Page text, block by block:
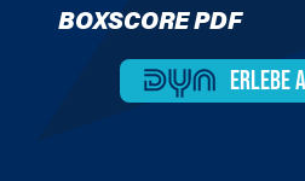
BOXSCORE PDF
ERLEBE